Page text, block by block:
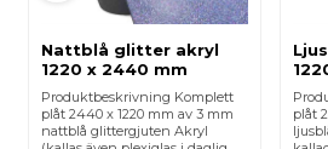
Nattblå glitter akryl
1220 x 2440 mm
Produktbeskrivning Komplett
plåt 2440 x 1220 mm av 3 mm
nattblå glittergjuten Akryl
plåt